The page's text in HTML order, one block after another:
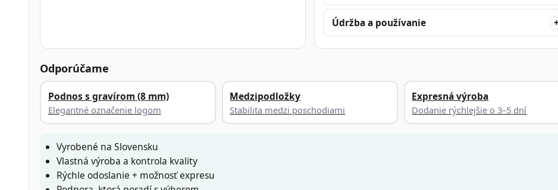
Údržba a používanie
Odporúčame
Podnos s gravírom (8 mm)
Elegantné označenie logom
Medzipodložky
Stabilita medzi poschodiami
Expresná výroba
Dodanie rýchlejšie o 3–5 dní
Vyrobené na Slovensku
Vlastná výroba a kontrola kvality
Rýchle odoslanie + možnosť expresu